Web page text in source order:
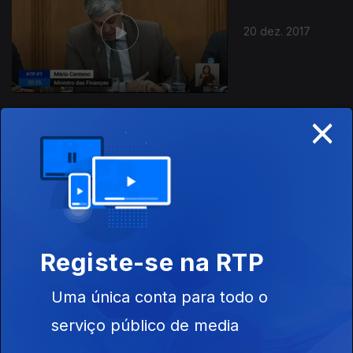
20 dez. 2017
18 dez. 2017
×
Registe-se na RTP
Uma única conta para todo o
serviço público de media